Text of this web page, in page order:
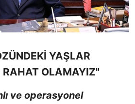
YAŞLAR
RAHAT OLAMAYIZ"
ve operasyonel